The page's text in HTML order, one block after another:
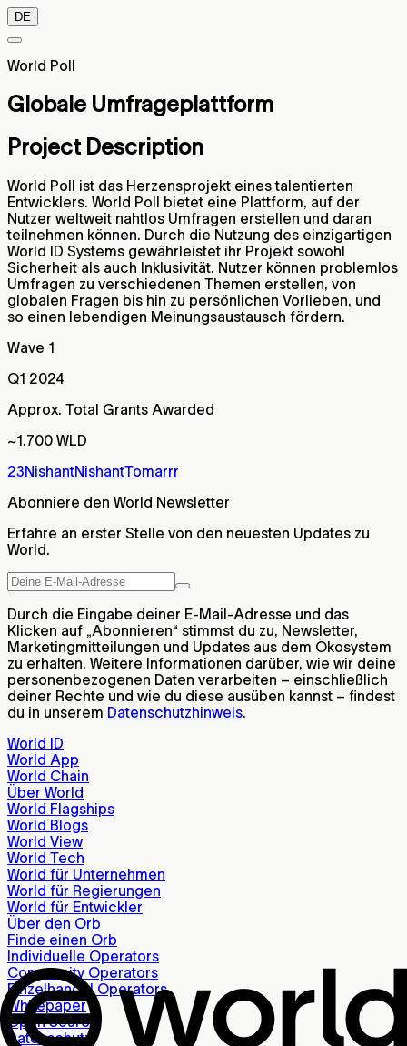
DE
World Poll
Globale Umfrageplattform
Project Description
World Poll ist das Herzensprojekt eines talentierten
Entwicklers. World Poll bietet eine Plattform, auf der
Nutzer weltweit nahtlos Umfragen erstellen und daran
teilnehmen können. Durch die Nutzung des einzigartigen
World ID Systems gewährleistet ihr Projekt sowohl
Sicherheit als auch Inklusivität. Nutzer können problemlos
Umfragen zu verschiedenen Themen erstellen, von
globalen Fragen bis hin zu persönlichen Vorlieben, und
so einen lebendigen Meinungsaustausch fördern.
Wave 1
Q1 2024
Approx. Total Grants Awarded
~1.700 WLD
23NishantNishantTomarrr
Abonniere den World Newsletter
Erfahre an erster Stelle von den neuesten Updates zu
World.
Durch die Eingabe deiner E-Mail-Adresse und das
Klicken auf „Abonnieren“ stimmst du zu, Newsletter,
Marketingmitteilungen und Updates aus dem Ökosystem
zu erhalten. Weitere Informationen darüber, wie wir deine
personenbezogenen Daten verarbeiten – einschließlich
deiner Rechte und wie du diese ausüben kannst – findest
du in unserem Datenschutzhinweis.
World ID
World App
World Chain
Über World
World Flagships
World Blogs
World View
World Tech
World für Unternehmen
World für Regierungen
World für Entwickler
Über den Orb
Finde einen Orb
Individuelle Operators
Community Operators
Einzelhandel Operators
Whitepaper
Open Source
Datenschutz